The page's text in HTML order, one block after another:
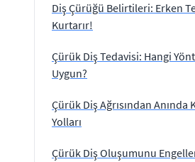
Diş Çürüğü Belirtileri: Erken
Kurtarır!
Çürük Diş Tedavisi: Hangi
Uygun?
Çürük Diş Ağrısından Anında
Yolları
Çürük Diş Oluşumunu